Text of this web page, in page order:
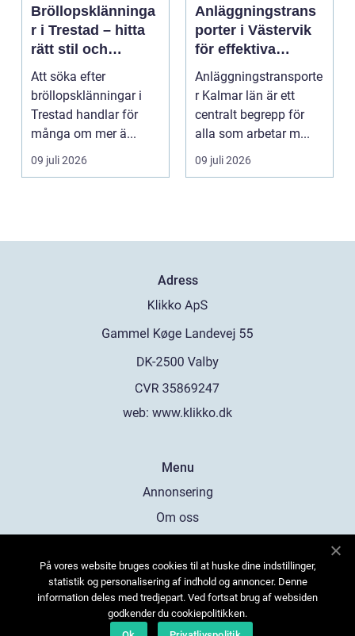
Bröllopsklänninga
r i Trestad – hitta
rätt stil och
passform inför den
stora dagen
Att söka efter
bröllopsklänningar i
Trestad handlar för
många om mer ä...
09 juli 2026
Anläggningstrans
porter i Västervik
för effektiva
byggprojekt
Anläggningstransporte
r Kalmar län är ett
centralt begrepp för
alla som arbetar m...
09 juli 2026
Adress
web: www.klikko.dk
Menu
Annonsering
Om oss
Kontakta oss
Sitemap
På vores website bruges cookies til at huske dine indstillinger,
statistik og personalisering af indhold og annoncer. Denne
information deles med tredjepart. Ved fortsat brug af websiden
godkender du cookiepolitikken.